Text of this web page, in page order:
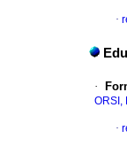
·
·
ORSI,
·